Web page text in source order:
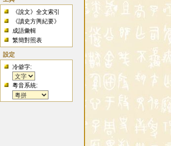
《說文》全文索引
《讀史方輿紀要》
成語彙輯
繁簡對照表
設定
冷僻字:
粵音系統: